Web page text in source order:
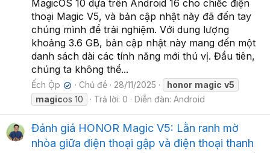
MagicOS 10 dựa trên Android 16 cho chiếc điện
thoại Magic V5, và bản cập nhật này đã đến tay
chúng mình để trải nghiệm. Với dung lượng
khoảng 3.6 GB, bản cập nhật này mang đến một
danh sách dài các tính năng mới thú vị. Đầu tiên,
chúng ta không thể...
Ếch Ộp ✔ Chủ đề 28/11/2025 honor magic v5
magicos 10 Trả lời: 0 Diễn đàn: Android
Đánh giá HONOR Magic V5: Lằn ranh mờ
nhòa giữa điện thoại gập và điện thoại thanh